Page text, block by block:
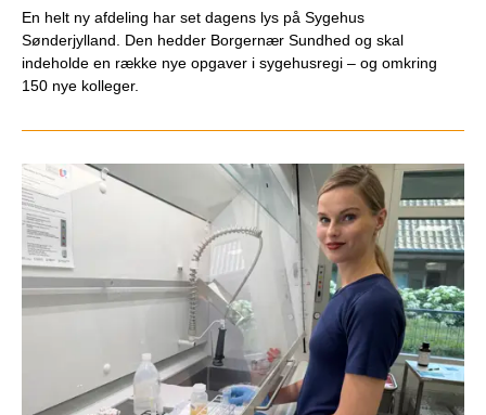
En helt ny afdeling har set dagens lys på Sygehus
Sønderjylland. Den hedder Borgernær Sundhed og skal
indeholde en række nye opgaver i sygehusregi – og omkring
150 nye kolleger.